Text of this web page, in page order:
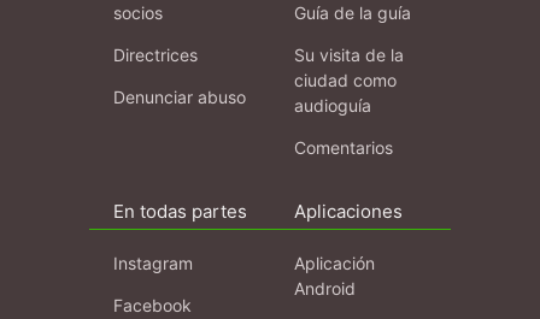
socios
Directrices
Denunciar abuso
Guía de la guía
Su visita de la
ciudad como
audioguía
Comentarios
En todas partes
Instagram
Facebook
Aplicaciones
Aplicación
Android